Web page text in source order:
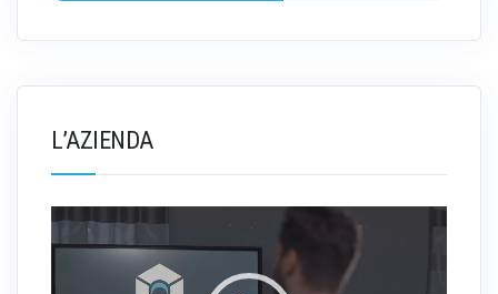
L’AZIENDA
Video
Player